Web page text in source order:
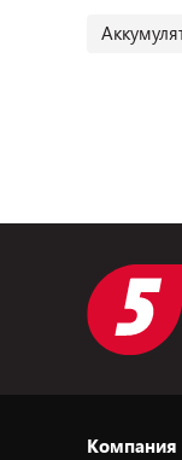
Компания